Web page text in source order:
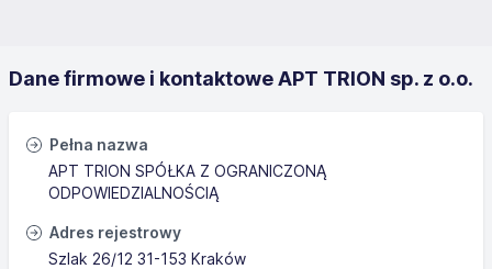
Dane firmowe i kontaktowe APT TRION sp. z o.o.
Pełna nazwa
APT TRION SPÓŁKA Z OGRANICZONĄ
ODPOWIEDZIALNOŚCIĄ
Adres rejestrowy
Szlak 26/12 31-153 Kraków